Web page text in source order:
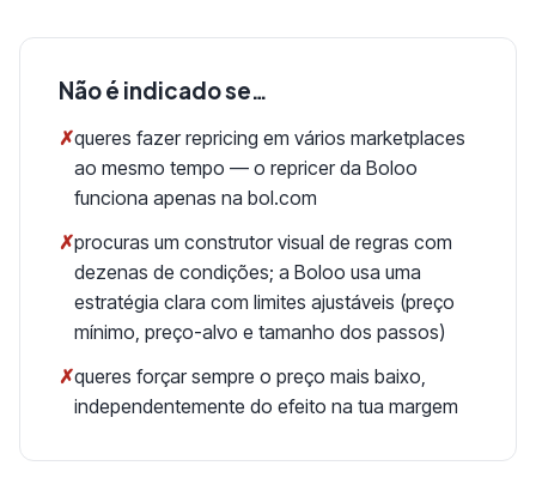
Não é indicado se…
✗queres fazer repricing em vários marketplaces
ao mesmo tempo — o repricer da Boloo
funciona apenas na bol.com
✗procuras um construtor visual de regras com
dezenas de condições; a Boloo usa uma
estratégia clara com limites ajustáveis (preço
mínimo, preço-alvo e tamanho dos passos)
✗queres forçar sempre o preço mais baixo,
independentemente do efeito na tua margem